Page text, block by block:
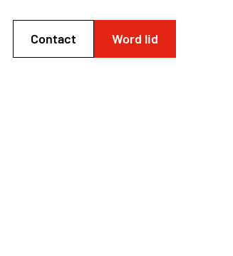
Contact Word lid